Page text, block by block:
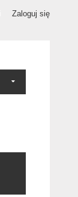
Zaloguj się